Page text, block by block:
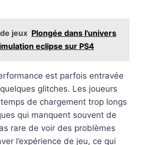
jeux Plongée dans l'univers
eclipse sur PS4
est parfois entravée
glitches. Les joueurs
de chargement trop longs
qui manquent souvent de
rare de voir des problèmes
l’expérience de jeu, ce qui